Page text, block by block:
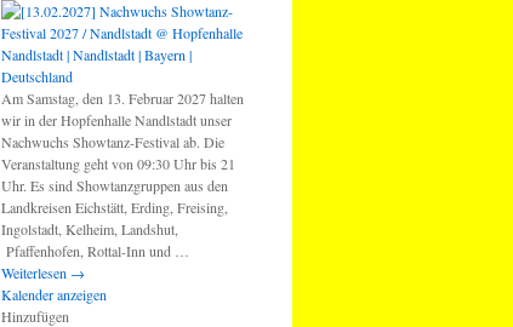
Am Samstag, den 13. Februar 2027 halten
wir in der Hopfenhalle Nandlstadt unser
Nachwuchs Showtanz-Festival ab. Die
Veranstaltung geht von 09:30 Uhr bis 21
Uhr. Es sind Showtanzgruppen aus den
Landkreisen Eichstätt, Erding, Freising,
Ingolstadt, Kelheim, Landshut,
Pfaffenhofen, Rottal-Inn und …
Weiterlesen →
Kalender anzeigen
Hinzufügen